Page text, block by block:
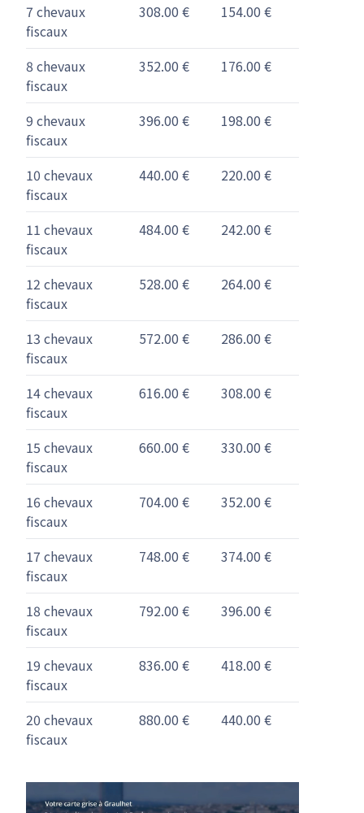
7 chevaux
fiscaux
308.00 € 154.00 €
8 chevaux
fiscaux
352.00 € 176.00 €
9 chevaux
fiscaux
396.00 € 198.00 €
10 chevaux
fiscaux
440.00 € 220.00 €
11 chevaux
fiscaux
484.00 € 242.00 €
12 chevaux
fiscaux
528.00 € 264.00 €
13 chevaux
fiscaux
572.00 € 286.00 €
14 chevaux
fiscaux
616.00 € 308.00 €
15 chevaux
fiscaux
660.00 € 330.00 €
16 chevaux
fiscaux
704.00 € 352.00 €
17 chevaux
fiscaux
748.00 € 374.00 €
18 chevaux
fiscaux
792.00 € 396.00 €
19 chevaux
fiscaux
836.00 € 418.00 €
20 chevaux
fiscaux
880.00 € 440.00 €